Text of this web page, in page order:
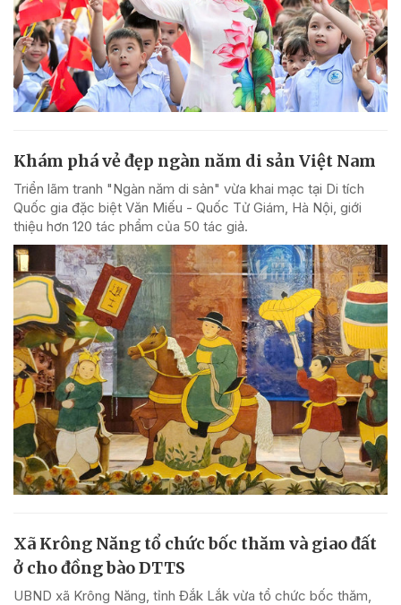
Khám phá vẻ đẹp ngàn năm di sản Việt Nam
Triển lãm tranh "Ngàn năm di sản" vừa khai mạc tại Di tích
Quốc gia đặc biệt Văn Miếu - Quốc Tử Giám, Hà Nội, giới
thiệu hơn 120 tác phẩm của 50 tác giả.
Xã Krông Năng tổ chức bốc thăm và giao đất
ở cho đồng bào DTTS
UBND xã Krông Năng, tỉnh Đắk Lắk vừa tổ chức bốc thăm,